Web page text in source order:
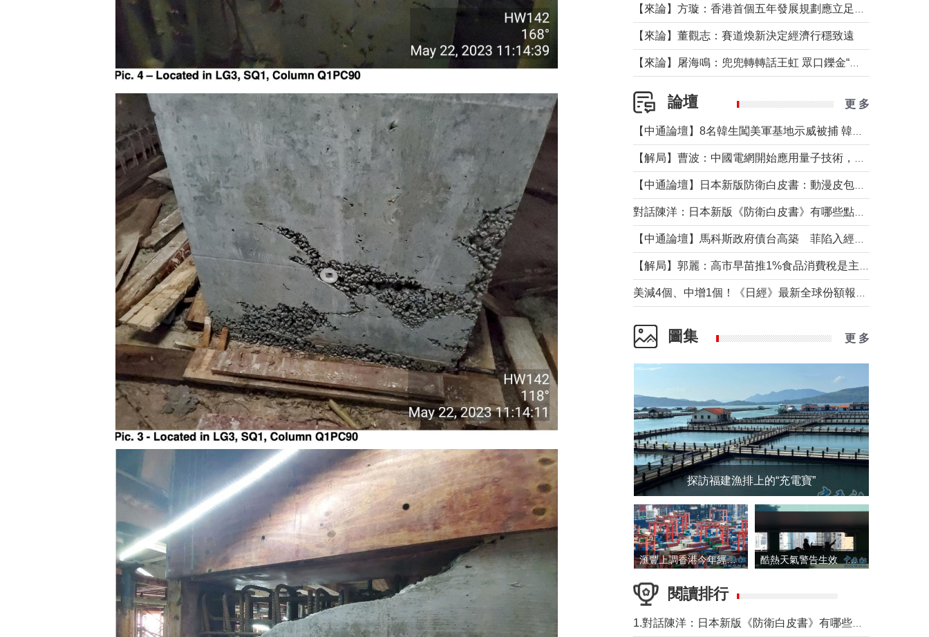
【來論】董觀志：賽道煥新決定經濟行穩致遠
論壇 更 多
圖集 更 多
探訪福建漁排上的“充電寶”
滙豐上調香港今年經濟增長預測至4.5% 酷熱天氣警告生效 本港高溫持續至下周
閱讀排行